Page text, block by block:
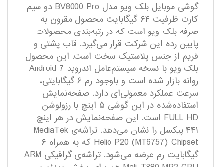
گوشی موبایل بلک ویو مدل BV8000 Pro دو سیم
کارت ظرفیت ۶۴ گیگابایت محصول مقرون به
صرفه بلک ویو است که در رتبه‎‌بندی محصولات
پایین رده این شرکت قرار می‌گیرد. قاب پشتی و
فریم از جنس پلاستیک سخت است. این محصول
بلک ویو با نسخه سیستم‌عامل اندروید Android 7
روانه بازار شده است و باوجود رم ۶ گیگابایتی،
سرعت عملکرد معمولی‌ای دارد. صفحه‌نمایش
استفاده‌شده در این گوشی ۵ اینچ با رزولوشن
FULL HD است. این صفحه‌نمایش در هر اینچ
۴۴۱ پیکسل را نشان می‌دهد. تراشه‌ی MediaTek
Helio P20 (MT6757) Chipset که به همراه ۶
گیگابایت رم عرضه می‌شود. تراشه‌ی گرافیکی ARM